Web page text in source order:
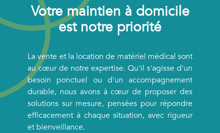
Votre maintien à domicile
est notre priorité
La vente et la location de matériel médical sont
au cœur de notre expertise. Qu'il s'agisse d'un
besoin ponctuel ou d'un accompagnement
durable, nous avons à cœur de proposer des
solutions sur mesure, pensées pour répondre
efficacement à chaque situation, avec rigueur
et bienveillance.